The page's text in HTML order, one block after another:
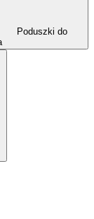
Poduszki do